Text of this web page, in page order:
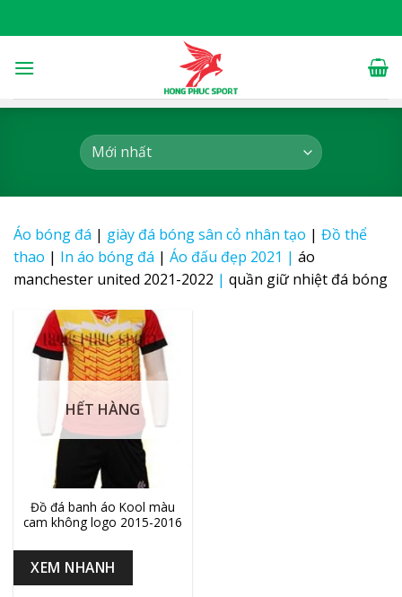
to
Áo bóng đá | giày đá bóng sân cỏ nhân tạo | Đồ thể
thao | In áo bóng đá | Áo đấu đẹp 2021 | áo
manchester united 2021-2022 | quần giữ nhiệt đá bóng
HẾT HÀNG
Đồ đá banh áo Kool màu
cam không logo 2015-2016
XEM NHANH